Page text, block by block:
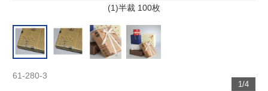
(1)半裁 100枚
1/4
61-280-3